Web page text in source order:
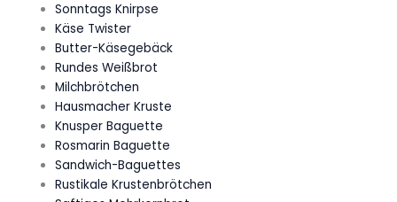
Sonntags Knirpse
Käse Twister
Butter-Käsegebäck
Rundes Weißbrot
Milchbrötchen
Hausmacher Kruste
Knusper Baguette
Rosmarin Baguette
Sandwich-Baguettes
Rustikale Krustenbrötchen